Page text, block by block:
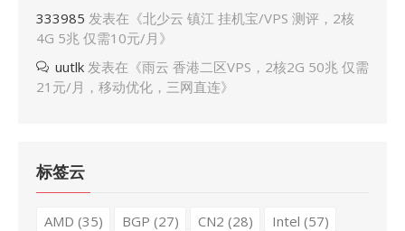
333985 发表在《北少云 镇江 挂机宝/VPS 测评，2核
4G 5兆 仅需10元/月 》
uutlk 发表在《雨云 香港二区VPS，2核2G 50兆 仅需
21元/月，移动优化，三网直连》
标签云
AMD (35) BGP (27) CN2 (28) Intel (57)